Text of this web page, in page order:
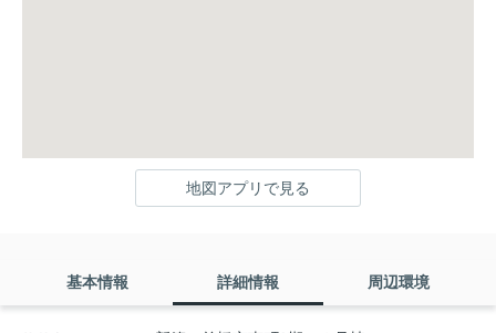
地図アプリで見る
基本情報 詳細情報 周辺環境